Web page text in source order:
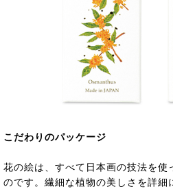
こだわりのパッケージ
花の絵は、すべて日本画の技法を使
のです。繊細な植物の美しさを詳細